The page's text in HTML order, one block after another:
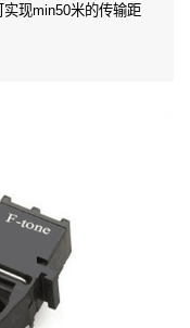
现min50米的传输距